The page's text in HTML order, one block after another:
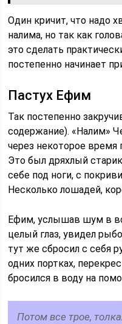
Один кричит, что надо
налима, но так как
это сделать
постепенно начинает
Пастух Ефим
Так постепенно
содержание). «Налим»
через некоторое время
Это был дряхлый
себе под ноги, с
Несколько лошадей,
Ефим, услышав шум в
целый глаз, увидел
тут же сбросил с себя
одних портках,
бросился в воду на
Потом все трое,